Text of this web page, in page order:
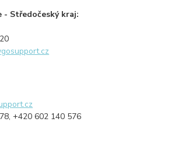
- Středočeský kraj:
+420 602 140 576